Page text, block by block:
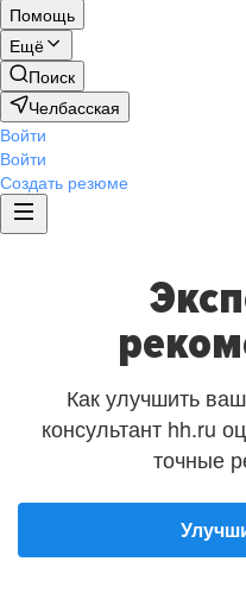
Помощь
Ещё
Поиск
Челбасская
Войти
Войти
Создать резюме
Как улучшить
консультант hh.ru
точные